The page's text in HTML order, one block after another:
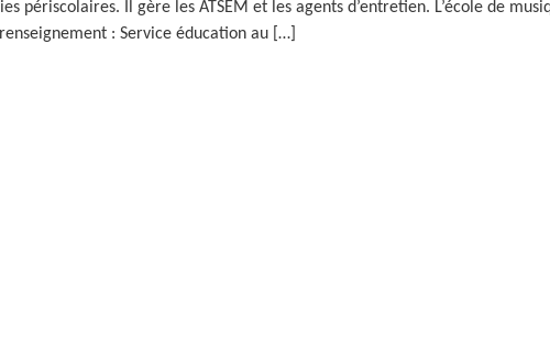
périscolaires. Il gère les ATSEM et les agents d’entretien. L’école de
: Service éducation au […]